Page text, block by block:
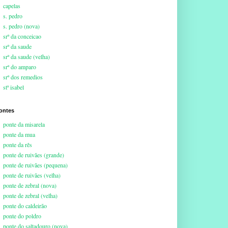
capelas
s. pedro
s. pedro (nova)
srª da conceicao
srª da saude
srª da saude (velha)
srª do amparo
srª dos remedios
stª isabel
ponte da misarela
ponte da mua
ponte da rês
ponte de ruivães (grande)
ponte de ruivães (pequena)
ponte de ruivães (velha)
ponte de zebral (nova)
ponte de zebral (velha)
ponte do caldeirão
ponte do poldro
ponte do saltadouro (nova)